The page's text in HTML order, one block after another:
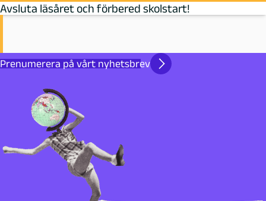
Avsluta läsåret och förbered skolstart!
Prenumerera på vårt nyhetsbrev